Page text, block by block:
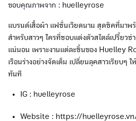
ขอบคุณภาพจาก : huelleyrose
แบรนด์เสื้อผ้า แฟชั่นเวียดนาม สุดชิคที่มาพ
สำหรับสาวๆ ใครที่ชอบแต่งตัวสไตล์เปรี้ยวซ่
แน่นอน เพราะงานแต่ละชิ้นของ Huelley
เรือนร่างอย่างจัดเต็ม เปลี่ยนลุคสาวเรียบๆ
ทันที
IG : huelleyrose
Website : https://